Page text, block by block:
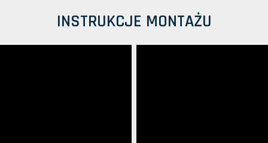
INSTRUKCJE MONTAŻU